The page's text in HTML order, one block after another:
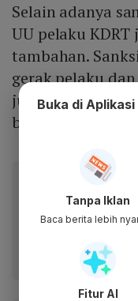
Selain adanya
UU pelaku
tambahan.
gerak pelaku
juga perlu
bawah
Baca artikel ini
Dapatkan
fitur menarik lainnya
Buka di
Tanpa Iklan
Baca berita lebih
Fitur AI